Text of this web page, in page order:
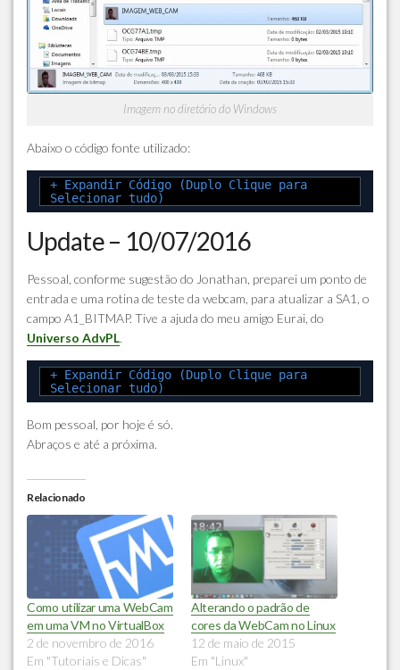
Imagem no diretório do Windows
Abaixo o código fonte utilizado:
+ Expandir Código (Duplo Clique para
Selecionar tudo)
Update – 10/07/2016
Pessoal, conforme sugestão do Jonathan, preparei um ponto de
entrada e uma rotina de teste da webcam, para atualizar a SA1, o
campo A1_BITMAP. Tive a ajuda do meu amigo Eurai, do
Universo AdvPL.
+ Expandir Código (Duplo Clique para
Selecionar tudo)
Bom pessoal, por hoje é só.
Abraços e até a próxima.
Relacionado
Como utilizar uma WebCam
em uma VM no VirtualBox
2 de novembro de 2016
Em "Tutoriais e Dicas"
Alterando o padrão de
cores da WebCam no Linux
12 de maio de 2015
Em "Linux"